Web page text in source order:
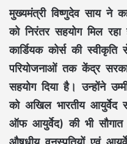
मुख्यमंत्रीविष्णुदेव सायने
को निरंतर सहयोग मिल
कार्डियक कोर्सकी
परियोजनाओंतक केंद्र
सहयोग दिया है। उन्होंने
को अखिल भारतीय आयुर्वेद
ऑफ आयुर्वेद) की भी